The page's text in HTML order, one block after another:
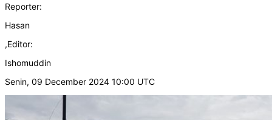
Reporter:
Hasan
,Editor:
Ishomuddin
Senin, 09 December 2024 10:00 UTC